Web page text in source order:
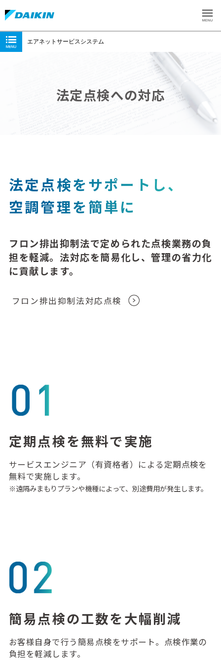
エアネットサービスシステム
法定点検への対応
法定点検をサポートし、
空調管理を簡単に
フロン排出抑制法で定められた点検業務の負
担を軽減。 法対応を簡易化し、管理の省力化
に貢献します。
フロン排出抑制法対応点検
定期点検を無料で実施
サービスエンジニア（有資格者）による定期点検を
無料で実施します。
※遠隔みまもりプランや機種によって、別途費用が発生します。
簡易点検の工数を大幅削減
お客様自身で行う簡易点検をサポート。点検作業の
負担を軽減します。